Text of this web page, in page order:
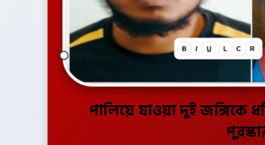
পালিয়ে যাওয়া দুই জঙ্গিকে
B I U L C R